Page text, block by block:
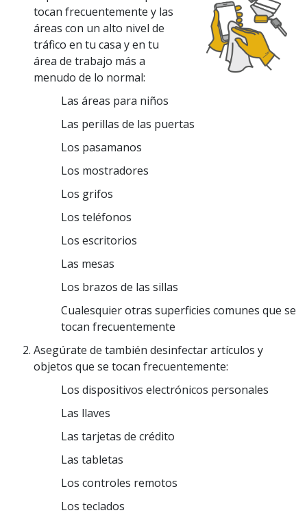
tocan frecuentemente y las
áreas con un alto nivel de
tráfico en tu casa y en tu
área de trabajo más a
menudo de lo normal:
Las áreas para niños
Las perillas de las puertas
Los pasamanos
Los mostradores
Los grifos
Los teléfonos
Los escritorios
Las mesas
Los brazos de las sillas
Cualesquier otras superficies comunes que se
tocan frecuentemente
Asegúrate de también desinfectar artículos y
objetos que se tocan frecuentemente:
Los dispositivos electrónicos personales
Las llaves
Las tarjetas de crédito
Las tabletas
Los controles remotos
Los teclados